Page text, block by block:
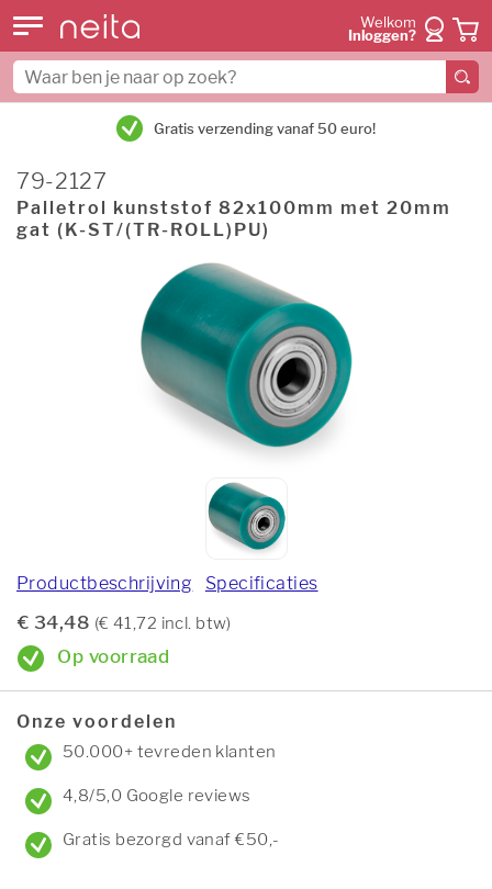
Welkom
Inloggen?
Gratis verzending vanaf 50 euro!
79-2127
Palletrol kunststof 82x100mm met 20mm
gat (K-ST/(TR-ROLL)PU)
Productbeschrijving Specificaties
€ 34,48 (€ 41,72 incl. btw)
Op voorraad
Onze voordelen
50.000+ tevreden klanten
4,8/5,0 Google reviews
Gratis bezorgd vanaf €50,-